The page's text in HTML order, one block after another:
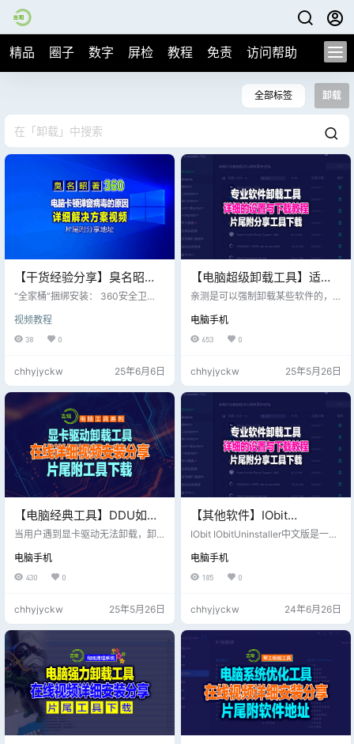
精品 圈子 数字 屏检 教程 免责 访问帮助
全部标签 卸载
【干货经验分享】臭名昭著
的360，很多人都不知道什
无法卸载干净
“全家桶”捆绑安装： 360安全卫
强制或诱导安装，并捆绑推广其他3
60系软件（如360压缩、360杀毒
鸟桌面等常被指弹窗广告过多，影
响用户体验。 版本的选择： 360是
国内主流安全软件之一，尤其在政
府、企业领域有较高占有率； 然而
作为普通用户，一款免费的个人版3
60是有高代价区别的！中过招没？
视频教程
38 0
chhyjyckw 25年6月6日
【电脑超级卸载工具】适合
顽固的360、金山毒霸、
工具，片尾附下载地址
亲测是可以强制卸载某些软件的，
机必备，尤其对一些卸载不掉的流
氓软件特别有效果。 1) 先用这个工
3) 保险起见，重启下电脑。
电脑手机
653 0
chhyjyckw 25年5月26日
【电脑经典工具】DDU如何
彻底清除显卡驱动？DDU软
当用户遇到显卡驱动无法卸载，卸
装，或是解决一些显卡导致的故障
时，我们可以使用DDU这款工具来
进行卸载。那么ddu如何卸载显卡驱
编带来的ddu卸载显卡驱动使用视频
教程吧！
电脑手机
430 0
chhyjyckw 25年5月26日
【其他软件】IObit
Uninstaller Pro v13.6.0.5_
载工具
IObit IObitUninstaller中文版是一款
er最新版功能包括:强制卸载, 批量卸
载,安装监视器,文件粉碎,软件健康检
查,卸载Windows 更新补丁,移除浏
电脑手机
185 0
chhyjyckw 24年6月26日